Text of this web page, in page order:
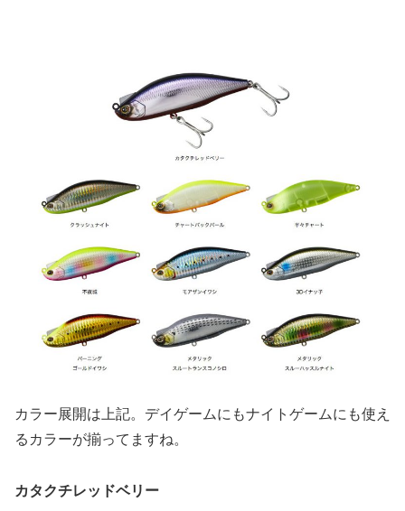
カラー展開は上記。デイゲームにもナイトゲームにも使え
るカラーが揃ってますね。
カタクチレッドベリー